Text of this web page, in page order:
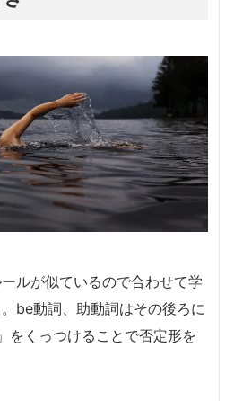
ルが似ているので合わせて学
be動詞、助動詞はその後ろに
をくっつけることで否定形を